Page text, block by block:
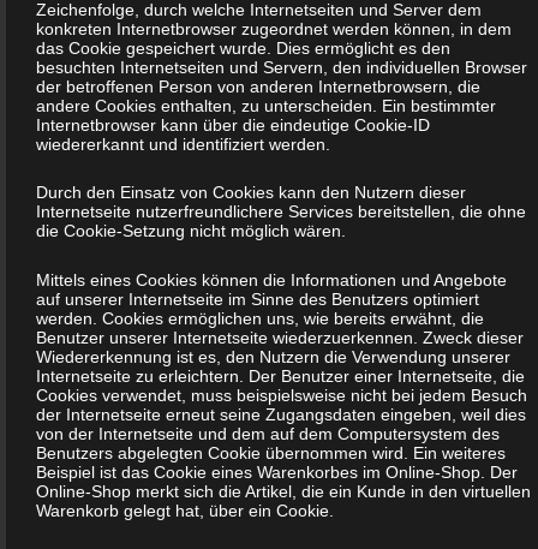
h) Auftragsverarbeiter
Auftragsverarbeiter ist eine natürliche oder juristische
Person, Behörde, Einrichtung oder andere Stelle, die
personenbezogene Daten im Auftrag des Verantwortlichen
i) Empfänger
Empfänger ist eine natürliche oder juristische Person,
Behörde, Einrichtung oder andere Stelle, der
personenbezogene Daten offengelegt werden, unabhängig
davon, ob es sich bei ihr um einen Dritten handelt oder
nicht. Behörden, die im Rahmen eines bestimmten
Untersuchungsauftrags nach dem Unionsrecht oder dem
Recht der Mitgliedstaaten möglicherweise
personenbezogene Daten erhalten, gelten jedoch nicht als
Empfänger.
Zeichenfolge, durch welche Internetseiten und Server dem
konkreten Internetbrowser zugeordnet werden können, in dem
das Cookie gespeichert wurde. Dies ermöglicht es den
besuchten Internetseiten und Servern, den individuellen Browser
der betroffenen Person von anderen Internetbrowsern, die
andere Cookies enthalten, zu unterscheiden. Ein bestimmter
Internetbrowser kann über die eindeutige Cookie-ID
wiedererkannt und identifiziert werden.
Durch den Einsatz von Cookies kann den Nutzern dieser
Internetseite nutzerfreundlichere Services bereitstellen, die ohne
die Cookie-Setzung nicht möglich wären.
Mittels eines Cookies können die Informationen und Angebote
auf unserer Internetseite im Sinne des Benutzers optimiert
werden. Cookies ermöglichen uns, wie bereits erwähnt, die
Benutzer unserer Internetseite wiederzuerkennen. Zweck dieser
Wiedererkennung ist es, den Nutzern die Verwendung unserer
Internetseite zu erleichtern. Der Benutzer einer Internetseite, die
Cookies verwendet, muss beispielsweise nicht bei jedem Besuch
der Internetseite erneut seine Zugangsdaten eingeben, weil dies
von der Internetseite und dem auf dem Computersystem des
Benutzers abgelegten Cookie übernommen wird. Ein weiteres
Beispiel ist das Cookie eines Warenkorbes im Online-Shop. Der
Online-Shop merkt sich die Artikel, die ein Kunde in den virtuellen
Warenkorb gelegt hat, über ein Cookie.